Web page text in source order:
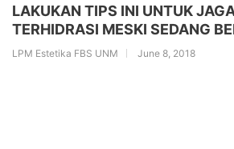
LAKUKAN TIPS INI UNTUK
TERHIDRASI MESKI SEDANG
LPM Estetika FBS UNM June 8, 2018